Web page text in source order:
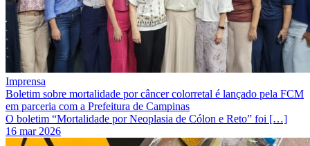
Imprensa
Boletim sobre mortalidade por câncer colorretal é lançado pela FCM
em parceria com a Prefeitura de Campinas
O boletim “Mortalidade por Neoplasia de Cólon e Reto” foi […]
16 mar 2026